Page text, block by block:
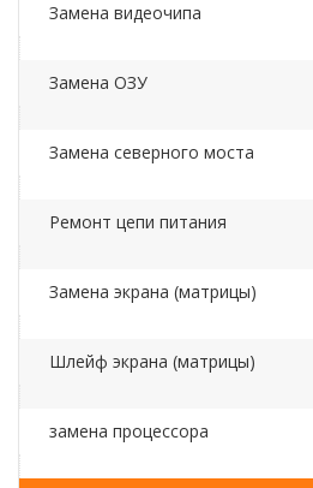
Замена видеочипа
Замена ОЗУ
Замена северного моста
Ремонт цепи питания
Замена экрана (матрицы)
Шлейф экрана (матрицы)
замена процессора